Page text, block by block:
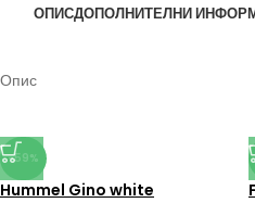
ОПИСДОПОЛНИТЕЛНИ
Опис
-59%
Hummel Gino white